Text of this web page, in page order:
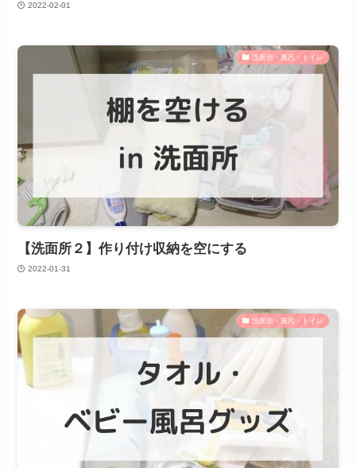
2022-02-01
洗面所・風呂・トイレ
【洗面所２】作り付け収納を空にする
2022-01-31
洗面所・風呂・トイレ